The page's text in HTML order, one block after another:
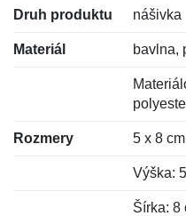
Druh produktu nášivka
Materiál bavlna,
Rozmery 5 x 8 cm
Výška:
Šírka: 8